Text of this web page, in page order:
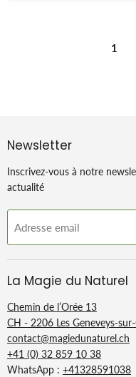
1
Newsletter
Inscrivez-vous à notre
actualité
Adresse email
La Magie du Naturel
Chemin de l’Orée 13
CH - 2206 Les Geneveys-
contact@magiedunaturel.ch
+41 (0) 32 859 10 38
WhatsApp : +41328591038